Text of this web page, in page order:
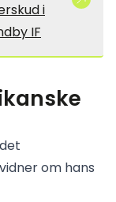
i
IF
om hans